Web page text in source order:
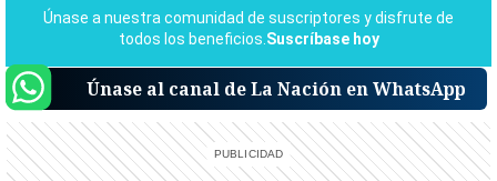
Únase al canal de La Nación en WhatsApp